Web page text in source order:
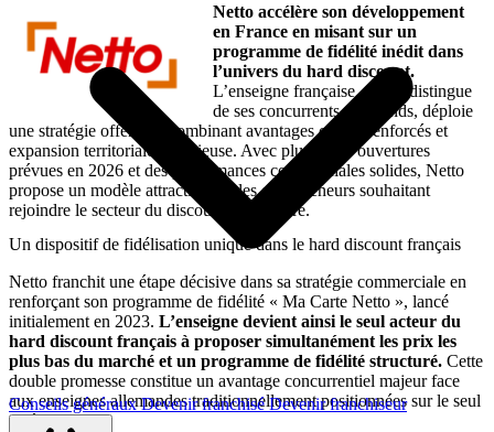
Conseils générauxDevenir franchiséDevenir franchiseur
Netto accélère son développement
en France en misant sur un
programme de fidélité inédit dans
l’univers du hard discount.
L’enseigne française, qui se distingue
de ses concurrents allemands, déploie
une stratégie offensive combinant avantages clients renforcés et
expansion territoriale ambitieuse. Avec plus de 40 ouvertures
prévues en 2026 et des performances commerciales solides, Netto
propose un modèle attractif pour les entrepreneurs souhaitant
rejoindre le secteur du discount alimentaire.
Un dispositif de fidélisation unique dans le hard discount français
Netto franchit une étape décisive dans sa stratégie commerciale en
renforçant son programme de fidélité « Ma Carte Netto », lancé
initialement en 2023. L’enseigne devient ainsi le seul acteur du
hard discount français à proposer simultanément les prix les
plus bas du marché et un programme de fidélité structuré. Cette
double promesse constitue un avantage concurrentiel majeur face
aux enseignes allemandes traditionnellement positionnées sur le seul
critère du prix.